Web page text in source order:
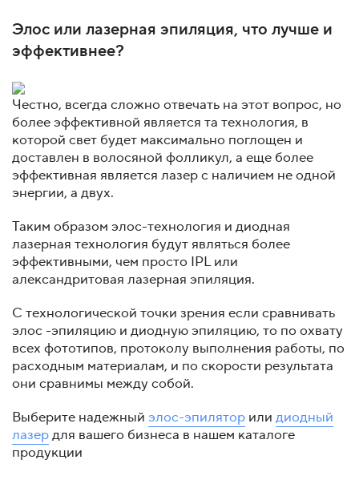
Элос или лазерная эпиляция, что лучше и
эффективнее?
Честно, всегда сложно отвечать на этот вопрос, но
более эффективной является та технология, в
которой свет будет максимально поглощен и
доставлен в волосяной фолликул, а еще более
эффективная является лазер с наличием не одной
энергии, а двух.
Таким образом элос-технология и диодная
лазерная технология будут являться более
эффективными, чем просто IPL или
александритовая лазерная эпиляция.
С технологической точки зрения если сравнивать
элос -эпиляцию и диодную эпиляцию, то по охвату
всех фототипов, протоколу выполнения работы, по
расходным материалам, и по скорости результата
они сравнимы между собой.
Выберите надежный элос-эпилятор или диодный
лазердля вашего бизнеса в нашем каталоге
продукции